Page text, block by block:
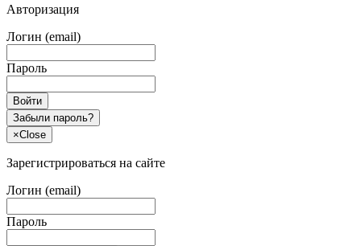
Авторизация
Логин (email)
Пароль
Войти
Забыли пароль?
×Close
Зарегистрироваться на сайте
Логин (email)
Пароль